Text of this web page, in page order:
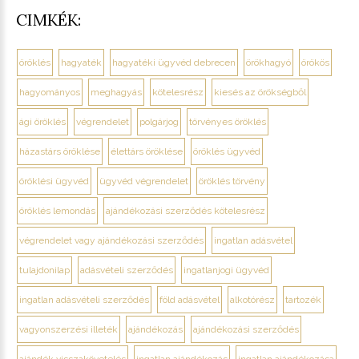
CIMKÉK:
öröklés hagyaték hagyatéki ügyvéd debrecen örökhagyó örökös
hagyományos meghagyás kötelesrész kiesés az örökségből
ági öröklés végrendelet polgárjog törvényes öröklés
házastárs öröklése élettárs öröklése öröklés ügyvéd
öröklési ügyvéd ügyvéd végrendelet öröklés törvény
öröklés lemondás ajándékozási szerződés kötelesrész
végrendelet vagy ajándékozási szerződés ingatlan adásvétel
tulajdonilap adásvételi szerződés ingatlanjogi ügyvéd
ingatlan adásvételi szerződés föld adásvétel alkotórész tartozék
vagyonszerzési illeték ajándékozás ajándékozási szerződés